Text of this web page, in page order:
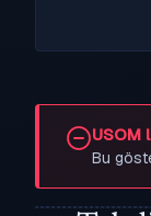
USOM
Bu